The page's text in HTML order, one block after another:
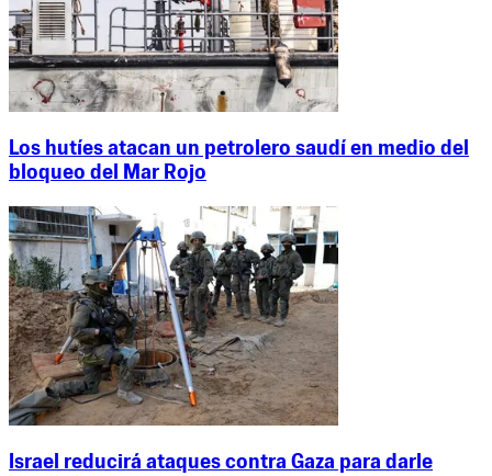
Los hutíes atacan un petrolero saudí en medio del
bloqueo del Mar Rojo
Israel reducirá ataques contra Gaza para darle